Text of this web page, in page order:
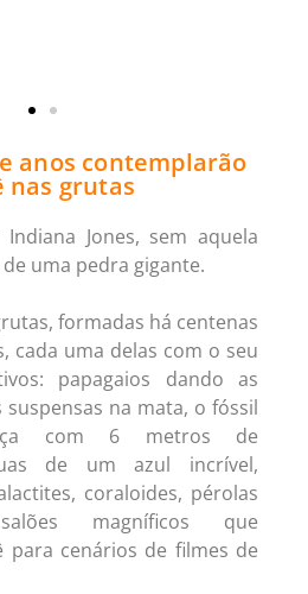
anos contemplarão
nas grutas
Jones, sem aquela
uma pedra gigante.
formadas há centenas
cada uma delas com o seu
papagaios dando as
na mata, o fóssil
com 6 metros de
de um azul incrível,
coraloides, pérolas
magníficos que
para cenários de filmes de